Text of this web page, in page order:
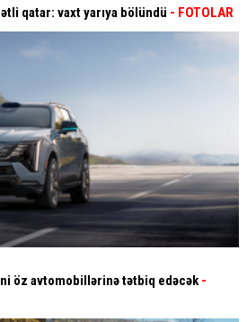
qatar: vaxt yarıya bölündü - FOTOLAR
öz avtomobillərinə tətbiq edəcək-